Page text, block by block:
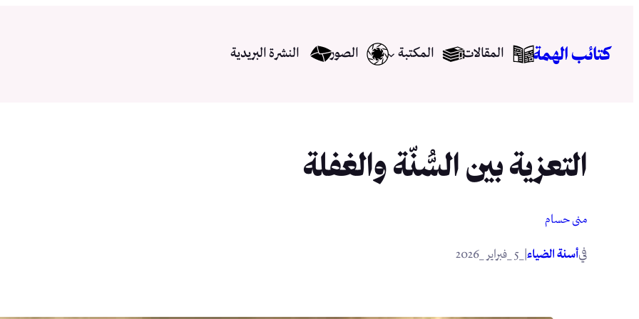
المحتوىكتائب الهمة المقالات المكتبة الصور النشرة البريدية
التعزية بين السُّنّة والغفلة
منى حسام
فيأسنة الضياء